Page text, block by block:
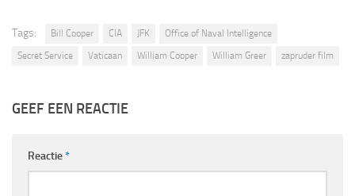
Tags: Bill Cooper CIA JFK
Office of Naval Intelligence
Secret Service
Vaticaan William Cooper William Greer zapruder film
GEEF EEN REACTIE
Reactie*